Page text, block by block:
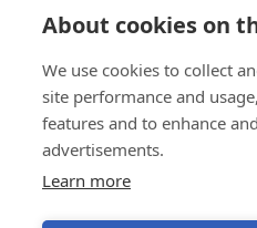
About cookies on
We use cookies to collect
site performance and
features and to enhance
advertisements.
Learn more